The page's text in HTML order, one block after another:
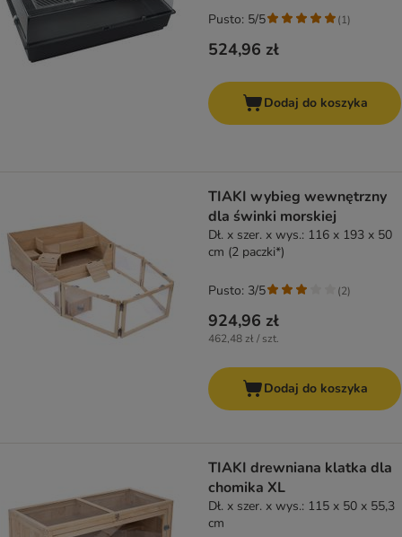
524,96 zł
Pusto: 5/5 (1)
Dodaj do koszyka
TIAKI wybieg wewnętrzny
dla świnki morskiej
Dł. x szer. x wys.: 116 x 193 x 50
cm (2 paczki*)
924,96 zł
462,48 zł / szt.
Pusto: 3/5 (2)
Dodaj do koszyka
TIAKI drewniana klatka dla
chomika XL
Dł. x szer. x wys.: 115 x 50 x 55,3
cm